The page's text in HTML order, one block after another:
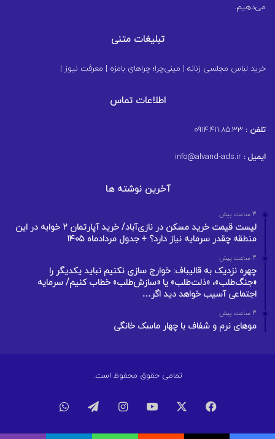
می‌دهیم.
تبلیغات متنی
خرید لباس مجلسی زنانه | مینی‌چرا؛ چراهای بامزه | معرفت نیوز |
اطلاعات تماس
تلفن :
ایمیل :
آخرین نوشته ها
3 ساعت پیش
لیست قیمت خرید مسکن در نازی‌آباد/ خرید آپارتمان ۲ خوابه در این
منطقه چقدر سرمایه نیاز دارد؟ + جدول مردادماه ۱۴۰۵
3 ساعت پیش
چهره نزدیک به قالیباف: خوارج سازی نکنیم نباید یکدیگر را
«جنگ‌طلب»، «ذلت‌طلب» یا «سازش‌طلب» خطاب کنیم/ سرمایه
اجتماعی آسیب خواهد دید اگر…
3 ساعت پیش
موهای نرم و شفاف با چهار ماسک خانگی
تمامی حقوق محفوظ است.
فیسبوک ایکسیوتیوباینستاگرامتلگرامواتس
آپ